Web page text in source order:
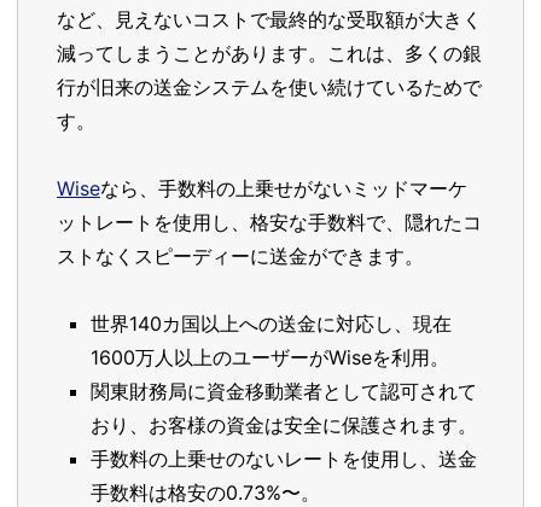
など、見えないコストで最終的な受取額が大きく
減ってしまうことがあります。これは、多くの銀
行が旧来の送金システムを使い続けているためで
す。
Wiseなら、手数料の上乗せがないミッドマーケ
ットレートを使用し、格安な手数料で、隠れたコ
ストなくスピーディーに送金ができます。
世界140カ国以上への送金に対応し、現在
1600万人以上のユーザーがWiseを利用。
関東財務局に資金移動業者として認可されて
おり、お客様の資金は安全に保護されます。
手数料の上乗せのないレートを使用し、送金
手数料は格安の0.73%〜。